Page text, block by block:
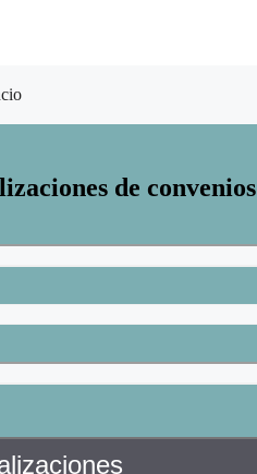
de convenios